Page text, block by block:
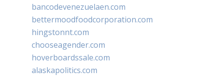
bancodevenezuelaen.com
bettermoodfoodcorporation.com
hingstonnt.com
chooseagender.com
hoverboardssale.com
alaskapolitics.com